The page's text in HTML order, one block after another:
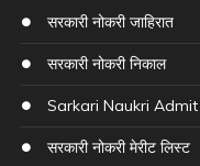
सरकारी नोकरी जाहिरात
सरकारी नोकरी निकाल
Sarkari Naukri Admit
सरकारी नोकरी मेरीट लिस्ट